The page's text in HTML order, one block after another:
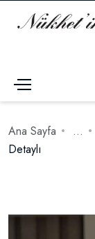
Ana Sayfa ...
Detaylı